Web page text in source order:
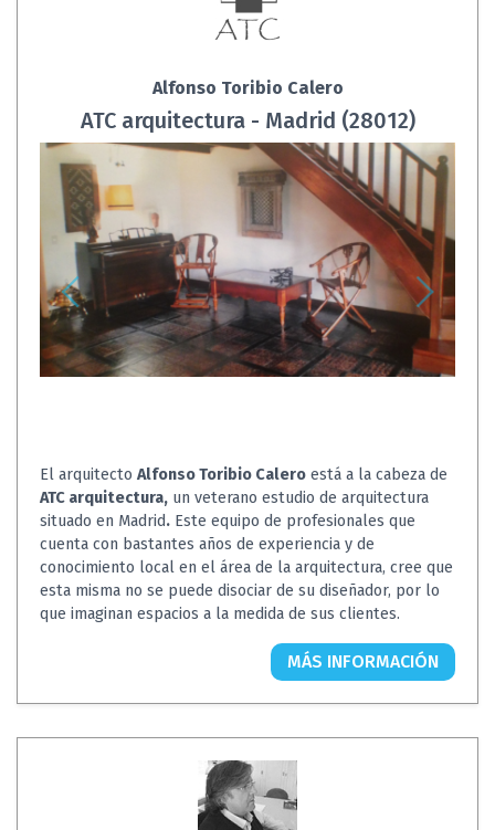
Alfonso Toribio Calero
ATC arquitectura - Madrid (28012)
El arquitecto Alfonso Toribio Calero está a la cabeza de
ATC arquitectura, un veterano estudio de arquitectura
situado en Madrid. Este equipo de profesionales que
cuenta con bastantes años de experiencia y de
conocimiento local en el área de la arquitectura, cree que
esta misma no se puede disociar de su diseñador, por lo
que imaginan espacios a la medida de sus clientes.
MÁS INFORMACIÓN